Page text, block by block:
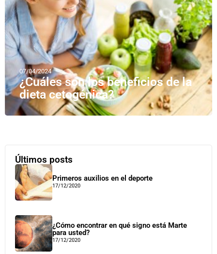
07/04/2024
¿Cuáles son los beneficios de la
dieta cetogénica?
Últimos posts
Primeros auxilios en el deporte
17/12/2020
¿Cómo encontrar en qué signo está Marte
para usted?
17/12/2020